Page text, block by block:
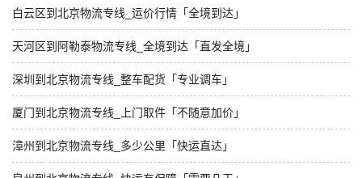
白云区到北京物流专线_运价行情「全境到达」
天河区到阿勒泰物流专线_全境到达「直发全境」
深圳到北京物流专线_整车配货「专业调车」
厦门到北京物流专线_上门取件「不随意加价」
漳州到北京物流专线_多少公里「快运直达」